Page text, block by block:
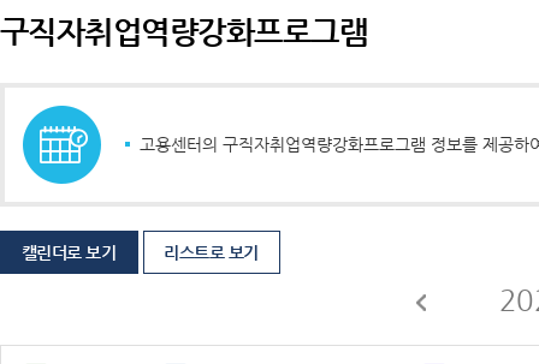
구직자취업역량강화프로그램
고용센터의 구직자취업역량강화프로그램 정보를 제공
캘린더로 보기 리스트로 보기